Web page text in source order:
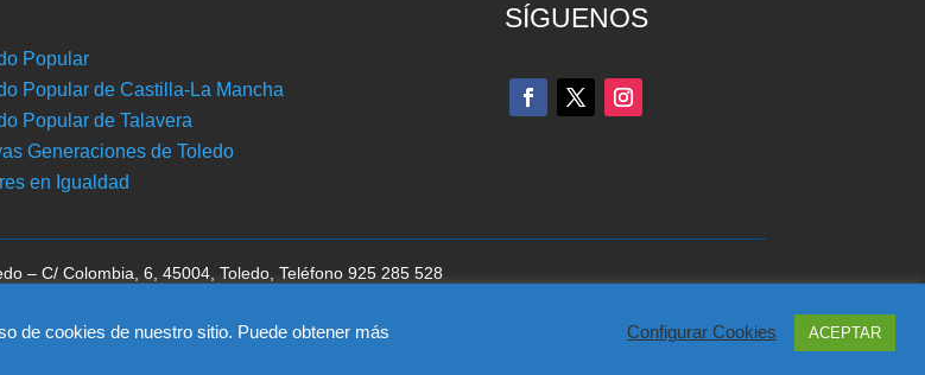
Popular
Popular de Castilla-La Mancha
Popular de Talavera
Generaciones de Toledo
en Igualdad
SÍGUENOS
– C/ Colombia, 6, 45004, Toledo, Teléfono 925 285 528
de cookies de nuestro sitio. Puede obtener más
Configurar Cookies ACEPTAR